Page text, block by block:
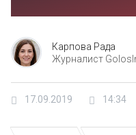
Карпова Рада
Журналист
17.09.2019 14:34